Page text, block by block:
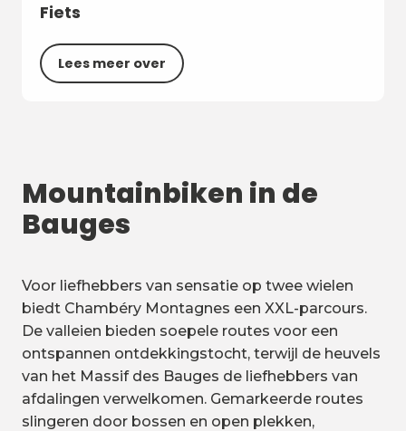
Fiets
Lees meer over
Mountainbiken in de
Bauges
Voor liefhebbers van sensatie op twee wielen
biedt Chambéry Montagnes een XXL-parcours.
De valleien bieden soepele routes voor een
ontspannen ontdekkingstocht, terwijl de heuvels
van het Massif des Bauges de liefhebbers van
afdalingen verwelkomen. Gemarkeerde routes
slingeren door bossen en open plekken,